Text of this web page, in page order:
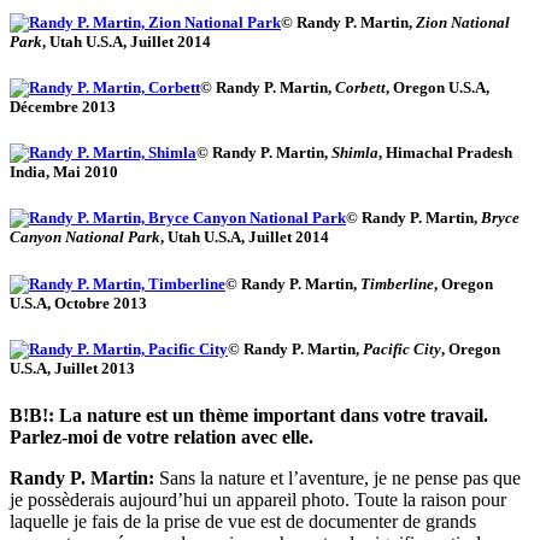
© Randy P. Martin, Zion National
Park, Utah U.S.A, Juillet 2014
© Randy P. Martin, Corbett, Oregon U.S.A,
Décembre 2013
© Randy P. Martin, Shimla, Himachal Pradesh
India, Mai 2010
© Randy P. Martin, Bryce
Canyon National Park, Utah U.S.A, Juillet 2014
© Randy P. Martin, Timberline, Oregon
U.S.A, Octobre 2013
© Randy P. Martin, Pacific City, Oregon
U.S.A, Juillet 2013
B!B!: La nature est un thème important dans votre travail.
Parlez-moi de votre relation avec elle.
Randy P. Martin: Sans la nature et l’aventure, je ne pense pas que
je possèderais aujourd’hui un appareil photo. Toute la raison pour
laquelle je fais de la prise de vue est de documenter de grands